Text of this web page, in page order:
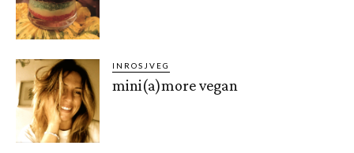
INROSJVEG
mini(a)more vegan